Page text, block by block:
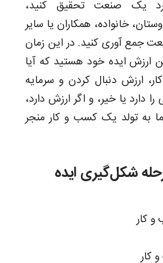
یک صنعت تحقیق کنید،
خانواده، همکاران یا سایر
جمع آوری کنید. در این زمان
ارزش ایده خود هستید که آیا
ارزش دنبال کردن و سرمایه
دارد یا خیر، و اگر ارزش دارد،
به تولد یک کسب و کار منجر
شکل‌گیری ایده
کار
کار